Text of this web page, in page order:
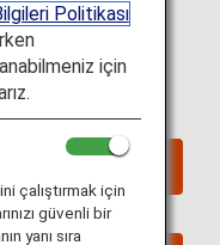
birinci sınıf hizmet
kadar
bu kapsamda uçuş
anlamına gelir.
Politikası
için
çalıştırmak için
güvenli bir
yanı sıra